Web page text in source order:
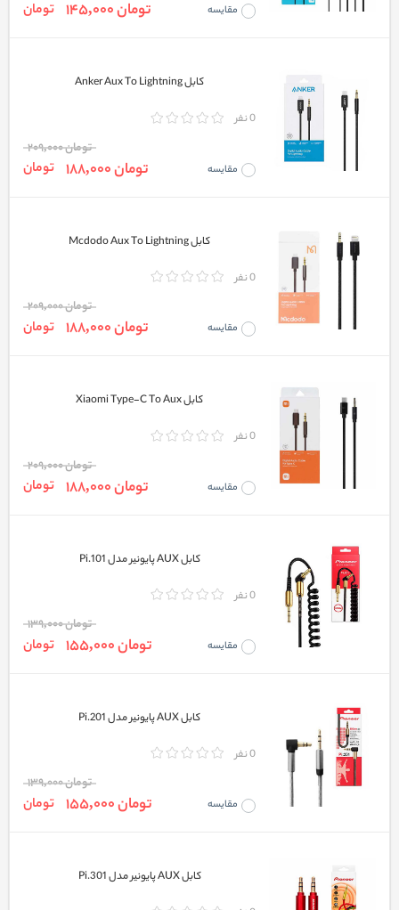
مقایسه تومان 145,000 تومان
کابل Anker Aux To Lightning
0 نفر
مقایسه
تومان 209,000
تومان 188,000 تومان
کابل Mcdodo Aux To Lightning
0 نفر
مقایسه
تومان 209,000
تومان 188,000 تومان
کابل Xiaomi Type-C To Aux
0 نفر
مقایسه
تومان 209,000
تومان 188,000 تومان
کابل AUX پایونیر مدل Pi.101
0 نفر
مقایسه
تومان 139,000
تومان 155,000 تومان
کابل AUX پایونیر مدل Pi.201
0 نفر
مقایسه
تومان 139,000
تومان 155,000 تومان
کابل AUX پایونیر مدل Pi.301